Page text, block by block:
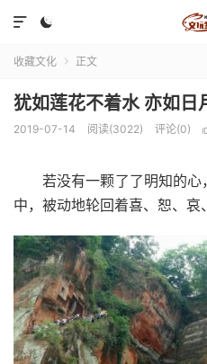


收藏文化  正文
犹如莲花不着水 亦如日
2019-07-14 阅读(3022) 评论(0)
若没有一颗了了明知的心
中，被动地轮回着喜、恕、